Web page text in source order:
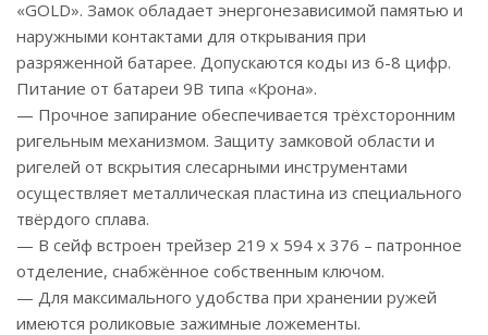
«GOLD». Замок обладает энергонезависимой памятью и
наружными контактами для открывания при
разряженной батарее. Допускаются коды из 6-8 цифр.
Питание от батареи 9В типа «Крона».
— Прочное запирание обеспечивается трёхсторонним
ригельным механизмом. Защиту замковой области и
ригелей от вскрытия слесарными инструментами
осуществляет металлическая пластина из специального
твёрдого сплава.
— В сейф встроен трейзер 219 x 594 x 376 – патронное
отделение, снабжённое собственным ключом.
— Для максимального удобства при хранении ружей
имеются роликовые зажимные ложементы.